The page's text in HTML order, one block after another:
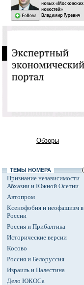
Обзоры
ТЕМЫ НОМЕРА
Признание независимости
Абхазии и Южной Осетии
Автопром
Ксенофобия и неофашизм в
России
Россия и Прибалтика
Исторические версии
Косово
Россия и Белоруссия
Израиль и Палестина
Дело ЮКОСа